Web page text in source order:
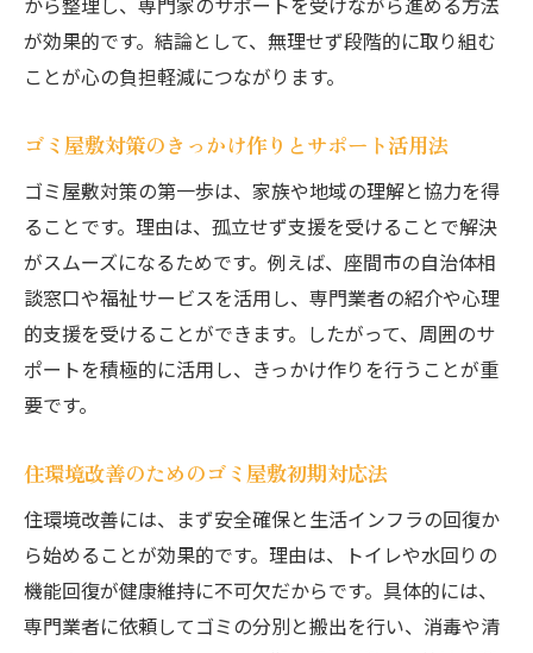
片付けでトイレが使えなくなる原因と対策
トイレも快適に保つゴミ屋敷片付けの実践
ゴミ屋敷のトイレ清掃に役立つポイント解
説
生活インフラを回復するゴミ屋敷解決の方
法
ゴミ屋敷解決後のトイレ維持管理のコツ
ゴミ屋敷と散らかった部屋の違いを知る
ゴミ屋敷と散らかった部屋の明確な違い
う
ゴミ屋敷と普通の部屋の状況を比較する視
点
散らかった部屋がゴミ屋敷化する前にでき
る対策
が効果的です。結論として、無理せず段階的に取り組む
ことが心の負担軽減につながります。
ゴミ屋敷対策のきっかけ作りとサポート活用法
ゴミ屋敷対策の第一歩は、家族や地域の理解と協力を得
ることです。理由は、孤立せず支援を受けることで解決
がスムーズになるためです。例えば、座間市の自治体相
談窓口や福祉サービスを活用し、専門業者の紹介や心理
的支援を受けることができます。したがって、周囲のサ
ポートを積極的に活用し、きっかけ作りを行うことが重
要です。
住環境改善のためのゴミ屋敷初期対応法
住環境改善には、まず安全確保と生活インフラの回復か
ら始めることが効果的です。理由は、トイレや水回りの
機能回復が健康維持に不可欠だからです。具体的には、
専門業者に依頼してゴミの分別と搬出を行い、消毒や清